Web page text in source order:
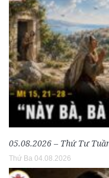
05.08.2026 – Thứ Tư
Thứ Ba 04.08.2026